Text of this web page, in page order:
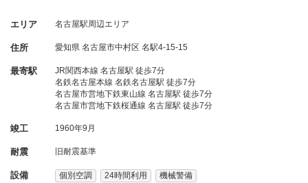
エリア 名古屋駅周辺エリア
住所 愛知県 名古屋市中村区 名駅4-15-15
最寄駅
JR関西本線 名古屋駅 徒歩7分
名鉄名古屋本線 名鉄名古屋駅 徒歩7分
名古屋市営地下鉄東山線 名古屋駅 徒歩7分
名古屋市営地下鉄桜通線 名古屋駅 徒歩7分
竣工 1960年9月
耐震 旧耐震基準
設備 個別空調 24時間利用 機械警備